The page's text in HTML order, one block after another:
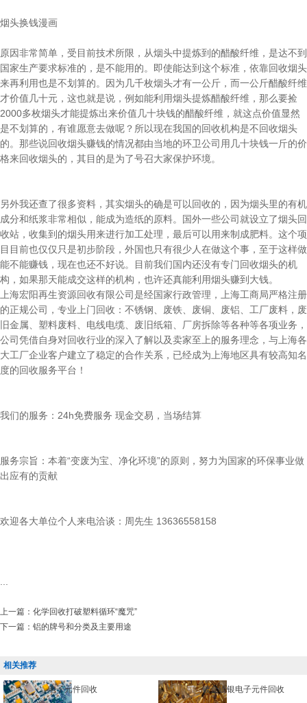
烟头换钱漫画
原因非常简单，受目前技术所限，从烟头中提炼到的醋酸纤维，是达不到
国家生产要求标准的，是不能用的。即使能达到这个标准，依靠回收烟头
来再利用也是不划算的。因为几千枚烟头才有一公斤，而一公斤醋酸纤维
才价值几十元，这也就是说，例如能利用烟头提炼醋酸纤维，那么要捡
2000多枚烟头才能提炼出来价值几十块钱的醋酸纤维，就这点价值显然
是不划算的，有谁愿意去做呢？所以现在我国的回收机构是不回收烟头
的。那些说回收烟头赚钱的情况都由当地的环卫公司用几十块钱一斤的价
格来回收烟头的，其目的是为了号召大家保护环境。
另外我还查了很多资料，其实烟头的确是可以回收的，因为烟头里的有机
成分和纸浆非常相似，能成为造纸的原料。国外一些公司就设立了烟头回
收站，收集到的烟头用来进行加工处理，最后可以用来制成肥料。这个项
目目前也仅仅只是初步阶段，外国也只有很少人在做这个事，至于这样做
能不能赚钱，现在也还不好说。目前我们国内还没有专门回收烟头的机
构，如果那天能成交这样的机构，也许还真能利用烟头赚到大钱。
上海宏阳再生资源回收有限公司是经国家行政管理，上海工商局严格注册
的正规公司，专业上门回收：不锈钢、废铁、废铜、废铝、工厂废料，废
旧金属、塑料废料、电线电缆、废旧纸箱、厂房拆除等各种等各项业务，
公司凭借自身对回收行业的深入了解以及卖家至上的服务理念，与上海各
大工厂企业客户建立了稳定的合作关系，已经成为上海地区具有较高知名
度的回收服务平台！
我们的服务：24h免费服务 现金交易，当场结算
服务宗旨：本着“变废为宝、净化环境”的原则，努力为国家的环保事业做
出应有的贡献
欢迎各大单位个人来电洽谈：周先生 13636558158
上一篇： 化学回收打破塑料循环“魔咒”
下一篇： 铝的牌号和分类及主要用途
相关推荐
电子元件回收 镀金镀银电子元件回收